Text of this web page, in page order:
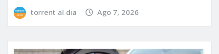
torrent al dia Ago 7, 2026